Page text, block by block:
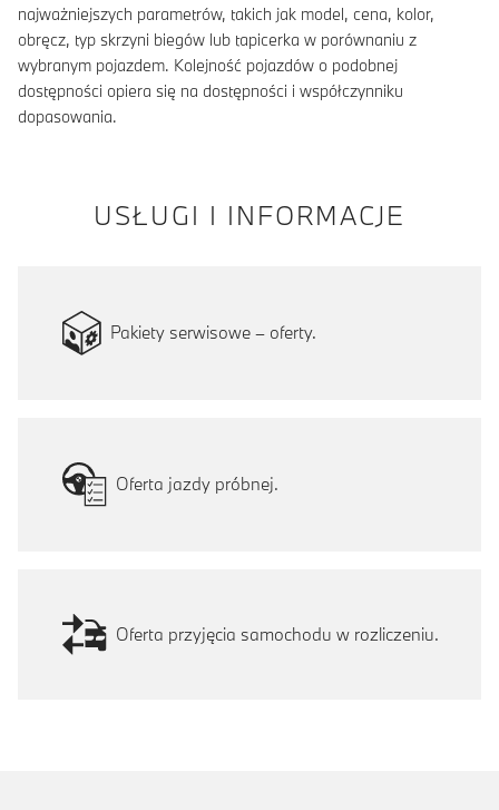
najważniejszych parametrów, takich jak model, cena, kolor,
obręcz, typ skrzyni biegów lub tapicerka w porównaniu z
wybranym pojazdem. Kolejność pojazdów o podobnej
dostępności opiera się na dostępności i współczynniku
dopasowania.
USŁUGI I INFORMACJE
Pakiety serwisowe – oferty.
Oferta jazdy próbnej.
Oferta przyjęcia samochodu w rozliczeniu.